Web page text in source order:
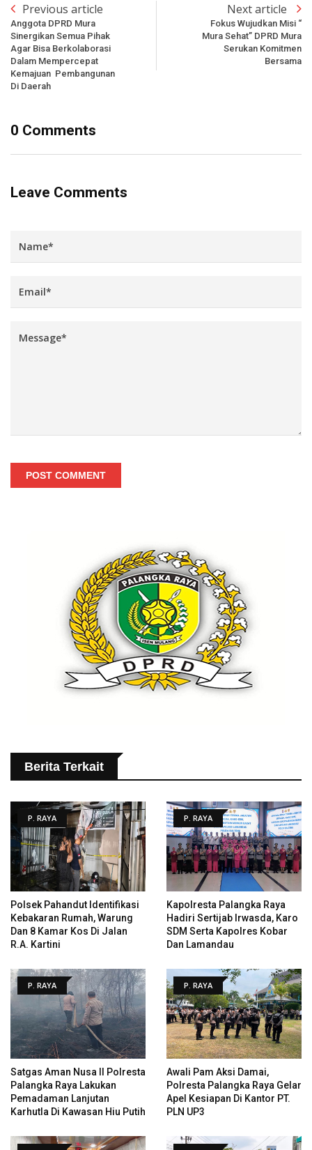
Previous article
Anggota DPRD Mura
Sinergikan Semua Pihak
Agar Bisa Berkolaborasi
Dalam Mempercepat
Kemajuan Pembangunan
Di Daerah
Next article
Fokus Wujudkan Misi “
Mura Sehat” DPRD Mura
Serukan Komitmen
Bersama
0 Comments
Leave Comments
POST COMMENT
Berita Terkait
P. RAYA
Polsek Pahandut Identifikasi
Kebakaran Rumah, Warung
Dan 8 Kamar Kos Di Jalan
R.A. Kartini
P. RAYA
Kapolresta Palangka Raya
Hadiri Sertijab Irwasda, Karo
SDM Serta Kapolres Kobar
Dan Lamandau
P. RAYA
Satgas Aman Nusa II Polresta
Palangka Raya Lakukan
Pemadaman Lanjutan
Karhutla Di Kawasan Hiu Putih
P. RAYA
Awali Pam Aksi Damai,
Polresta Palangka Raya Gelar
Apel Kesiapan Di Kantor PT.
PLN UP3